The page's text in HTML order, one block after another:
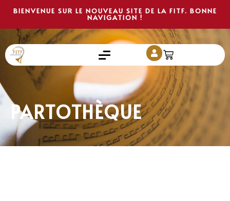
BIENVENUE SUR LE NOUVEAU SITE DE LA FITF. BONNE
NAVIGATION !
PARTOTHÈQUE